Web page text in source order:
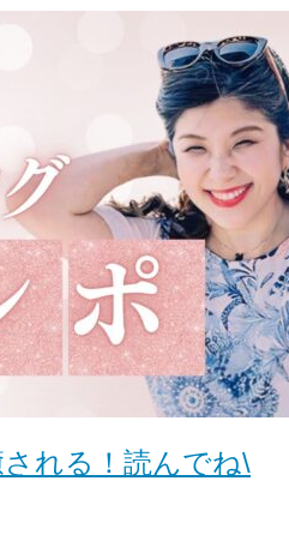
れる！読んでね\